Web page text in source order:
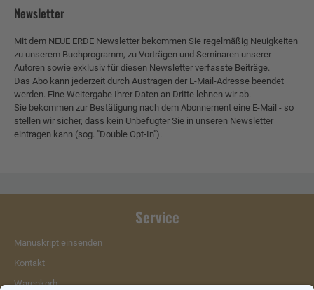
Newsletter
Mit dem NEUE ERDE Newsletter bekommen Sie regelmäßig Neuigkeiten
zu unserem Buchprogramm, zu Vorträgen und Seminaren unserer
Autoren sowie exklusiv für diesen Newsletter verfasste Beiträge.
Das Abo kann jederzeit durch Austragen der E-Mail-Adresse beendet
werden. Eine Weitergabe Ihrer Daten an Dritte lehnen wir ab.
Sie bekommen zur Bestätigung nach dem Abonnement eine E-Mail - so
stellen wir sicher, dass kein Unbefugter Sie in unseren Newsletter
eintragen kann (sog. "Double Opt-In").
Service
Manuskript einsenden
Kontakt
Warenkorb